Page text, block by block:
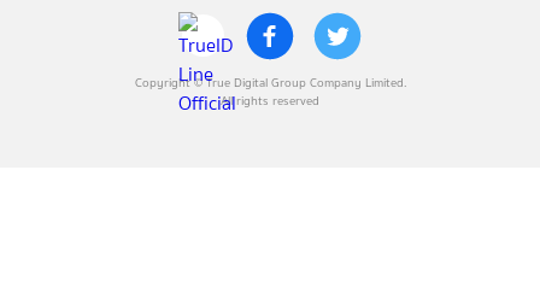
Copyright © True Digital Group Company Limited.
All rights reserved